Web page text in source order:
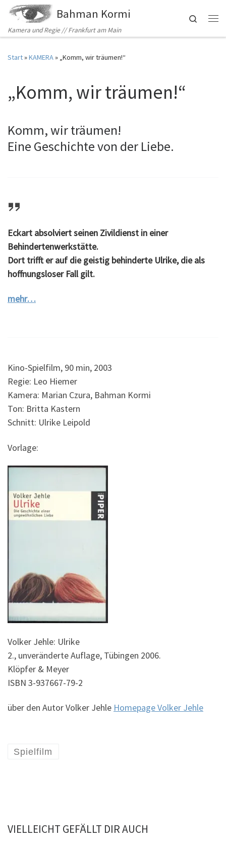
Zum Inhalt springenBahman Kormi
Kamera und Regie // Frankfurt am Main
Search
Start»KAMERA» „Komm, wir träumen!“
„Komm, wir träumen!“
Komm, wir träumen!
Eine Geschichte von der Liebe.
Eckart absolviert seinen Zivildienst in einer
Behindertenwerkstätte.
Dort trifft er auf die geistig behinderte Ulrike, die als
hoffnungsloser Fall gilt.
mehr…
Kino-Spielfilm, 90 min, 2003
Regie: Leo Hiemer
Kamera: Marian Czura, Bahman Kormi
Ton: Britta Kastern
Schnitt: Ulrike Leipold
Vorlage:
Volker Jehle: Ulrike
2., unveränderte Auflage, Tübingen 2006.
Klöpfer & Meyer
ISBN 3-937667-79-2
über den Autor Volker Jehle Homepage Volker Jehle
Spielfilm
VIELLEICHT GEFÄLLT DIR AUCH